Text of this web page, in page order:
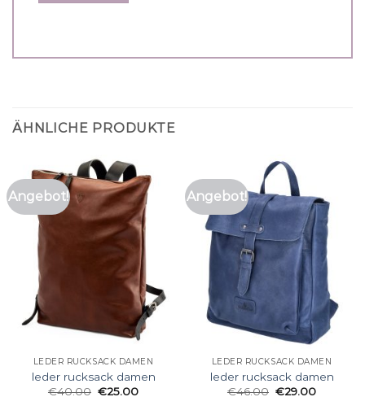
ÄHNLICHE PRODUKTE
Angebot!
LEDER RUCKSACK DAMEN
leder rucksack damen
€40.00 €25.00
Angebot!
LEDER RUCKSACK DAMEN
leder rucksack damen
€46.00 €29.00